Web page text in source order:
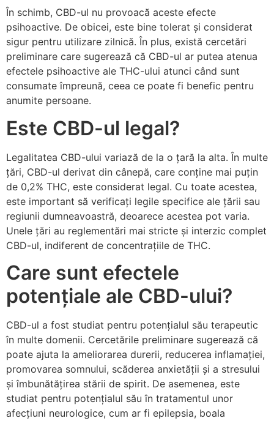
În schimb, CBD-ul nu provoacă aceste efecte
psihoactive. De obicei, este bine tolerat și considerat
sigur pentru utilizare zilnică. În plus, există cercetări
preliminare care sugerează că CBD-ul ar putea atenua
efectele psihoactive ale THC-ului atunci când sunt
consumate împreună, ceea ce poate fi benefic pentru
anumite persoane.
Este CBD-ul legal?
Legalitatea CBD-ului variază de la o țară la alta. În multe
țări, CBD-ul derivat din cânepă, care conține mai puțin
de 0,2% THC, este considerat legal. Cu toate acestea,
este important să verificați legile specifice ale țării sau
regiunii dumneavoastră, deoarece acestea pot varia.
Unele țări au reglementări mai stricte și interzic complet
CBD-ul, indiferent de concentrațiile de THC.
Care sunt efectele
potențiale ale CBD-ului?
CBD-ul a fost studiat pentru potențialul său terapeutic
în multe domenii. Cercetările preliminare sugerează că
poate ajuta la ameliorarea durerii, reducerea inflamației,
promovarea somnului, scăderea anxietății și a stresului
și îmbunătățirea stării de spirit. De asemenea, este
studiat pentru potențialul său în tratamentul unor
afecțiuni neurologice, cum ar fi epilepsia, boala